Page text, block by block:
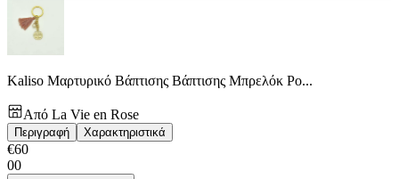
Kaliso Μαρτυρικό Βάπτισης Βάπτισης Μπρελόκ Ρο...
Από La Vie en Rose
Περιγραφή Χαρακτηριστικά
€60
00